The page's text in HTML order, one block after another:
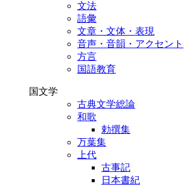
文法
語彙
文章・文体・表現
音声・音韻・アクセント
方言
国語教育
国文学
古典文学総論
和歌
勅撰集
万葉集
上代
古事記
日本書紀